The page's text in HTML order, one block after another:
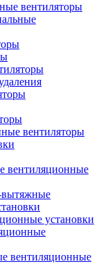
вентиляторы
вентиляторы
вентиляционные
вытяжные
установки
вентиляционные